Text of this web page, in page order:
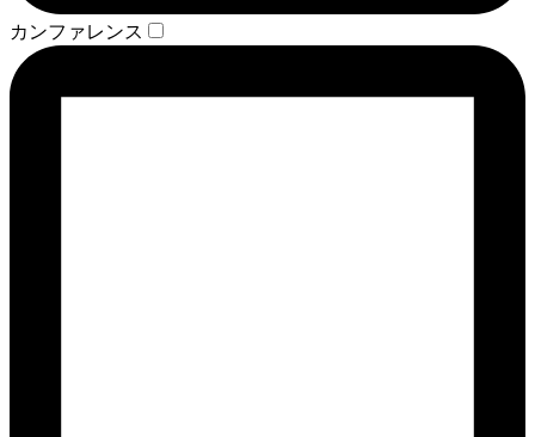
カンファレンス